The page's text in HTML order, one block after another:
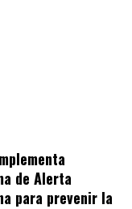
de Alerta
para prevenir la